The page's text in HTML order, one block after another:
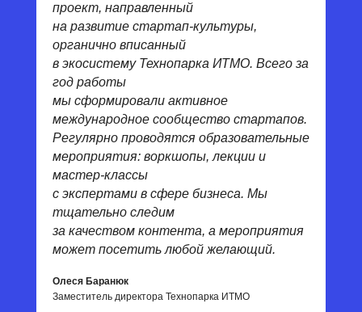
проект, направленный
на развитие стартап-культуры,
органично вписанный
в экосистему Технопарка ИТМО. Всего за
год работы
мы сформировали активное
международное сообщество стартапов.
Регулярно проводятся образовательные
мероприятия: воркшопы, лекции и
мастер-классы
с экспертами в сфере бизнеса. Мы
тщательно следим
за качеством контента, а мероприятия
может посетить любой желающий.
Олеся Баранюк
Заместитель директора Технопарка ИТМО